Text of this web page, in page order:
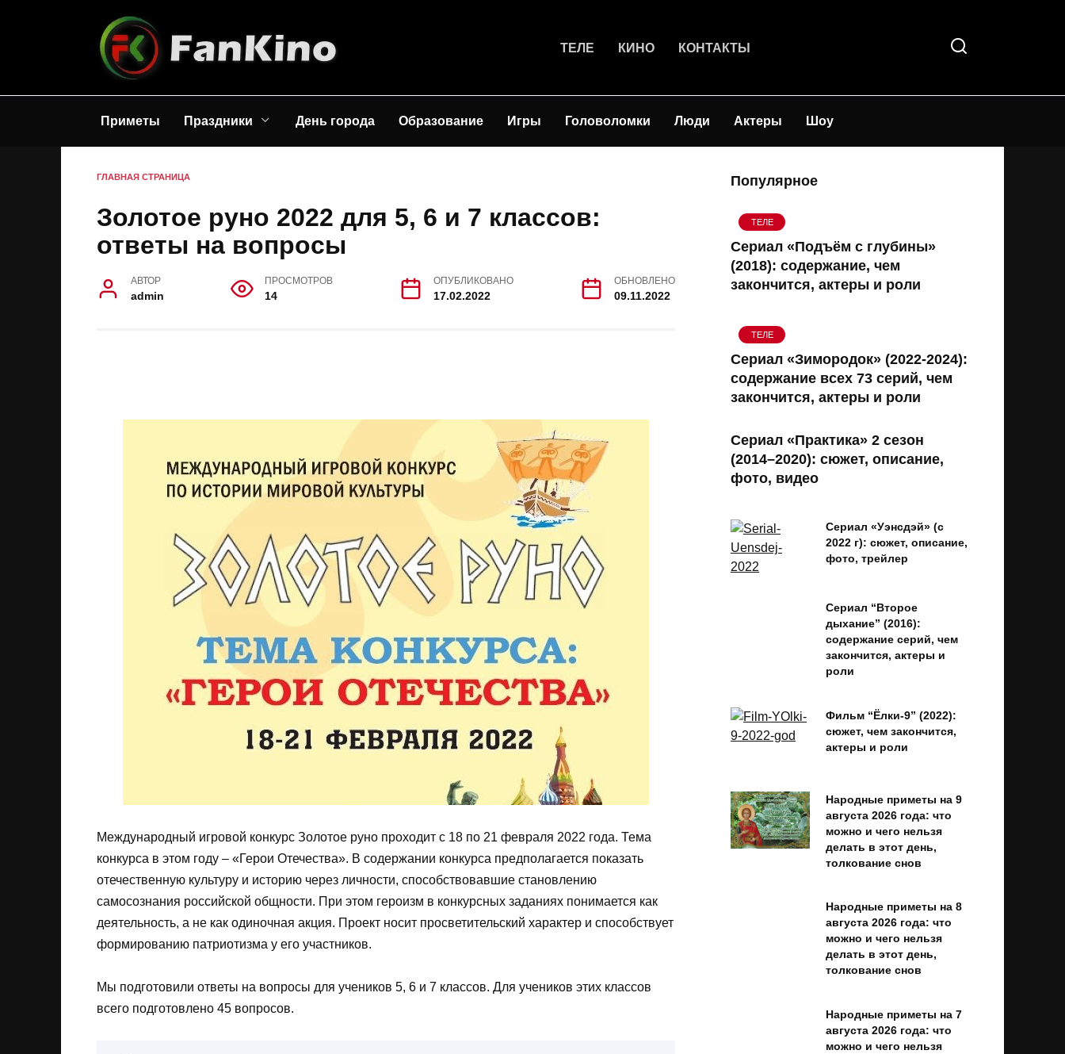
ТЕЛЕ КИНО КОНТАКТЫ
Приметы Праздники День города Образование Игры Головоломки Люди Актеры Шоу
ГЛАВНАЯ СТРАНИЦА
Золотое руно 2022 для 5, 6 и 7 классов:
ответы на вопросы
АВТОР
admin
ПРОСМОТРОВ
14
ОПУБЛИКОВАНО
17.02.2022
ОБНОВЛЕНО
09.11.2022
Международный игровой конкурс Золотое руно проходит с 18 по 21 февраля 2022 года. Тема
конкурса в этом году – «Герои Отечества». В содержании конкурса предполагается показать
отечественную культуру и историю через личности, способствовавшие становлению
самосознания российской общности. При этом героизм в конкурсных заданиях понимается как
деятельность, а не как одиночная акция. Проект носит просветительский характер и способствует
формированию патриотизма у его участников.
Мы подготовили ответы на вопросы для учеников 5, 6 и 7 классов. Для учеников этих классов
всего подготовлено 45 вопросов.
Популярное
ТЕЛЕ
Сериал «Подъём с глубины»
(2018): содержание, чем
закончится, актеры и роли
ТЕЛЕ
Сериал «Зимородок» (2022-2024):
содержание всех 73 серий, чем
закончится, актеры и роли
Сериал «Практика» 2 сезон
(2014–2020): сюжет, описание,
фото, видео
Сериал «Уэнсдэй» (с
2022 г): сюжет, описание,
фото, трейлер
Сериал “Второе
дыхание” (2016):
содержание серий, чем
закончится, актеры и
роли
Фильм “Ёлки-9” (2022):
сюжет, чем закончится,
актеры и роли
Народные приметы на 9
августа 2026 года: что
можно и чего нельзя
делать в этот день,
толкование снов
Народные приметы на 8
августа 2026 года: что
можно и чего нельзя
делать в этот день,
толкование снов
Народные приметы на 7
августа 2026 года: что
можно и чего нельзя